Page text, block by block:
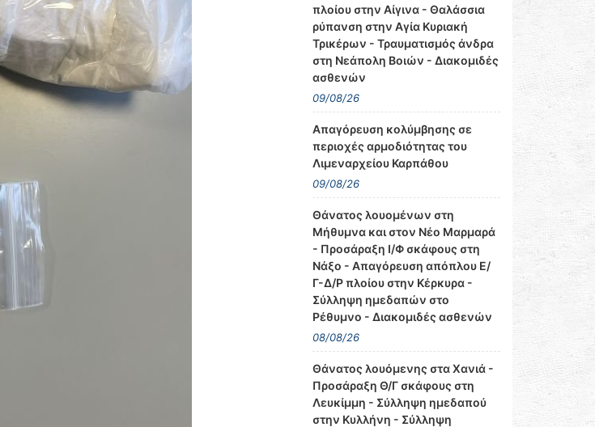
πλοίου στην Αίγινα - Θαλάσσια
ρύπανση στην Αγία Κυριακή
Τρικέρων - Τραυματισμός άνδρα
στη Νεάπολη Βοιών - Διακομιδές
ασθενών
09/08/26
Απαγόρευση κολύμβησης σε
περιοχές αρμοδιότητας του
Λιμεναρχείου Καρπάθου
09/08/26
Θάνατος λουομένων στη
Μήθυμνα και στον Νέο Μαρμαρά
- Προσάραξη Ι/Φ σκάφους στη
Νάξο - Απαγόρευση απόπλου Ε/
Γ-Δ/Ρ πλοίου στην Κέρκυρα -
Σύλληψη ημεδαπών στο
Ρέθυμνο - Διακομιδές ασθενών
08/08/26
Θάνατος λουόμενης στα Χανιά -
Προσάραξη Θ/Γ σκάφους στη
Λευκίμμη - Σύλληψη ημεδαπού
στην Κυλλήνη - Σύλληψη